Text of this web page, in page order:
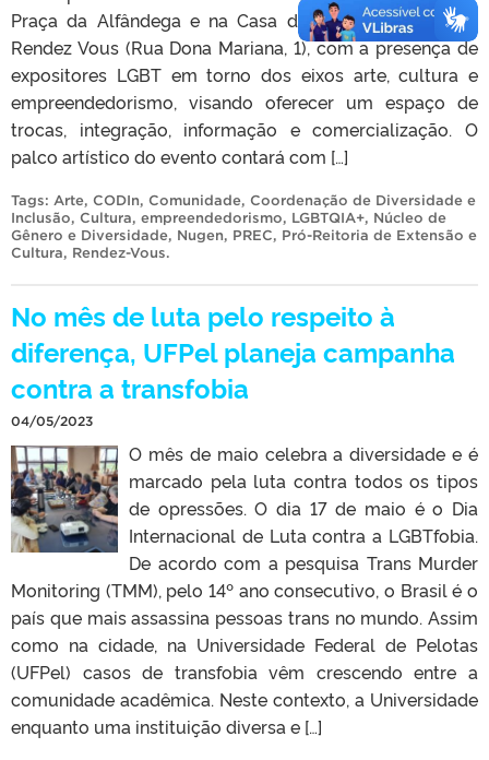
Praça da Alfândega e na Casa de Vivências Culturais
Rendez Vous (Rua Dona Mariana, 1), com a presença de
expositores LGBT em torno dos eixos arte, cultura e
empreendedorismo, visando oferecer um espaço de
trocas, integração, informação e comercialização. O
palco artístico do evento contará com […]
Tags: Arte, CODIn, Comunidade, Coordenação de Diversidade e
Inclusão, Cultura, empreendedorismo, LGBTQIA+, Núcleo de
Gênero e Diversidade, Nugen, PREC, Pró-Reitoria de Extensão e
Cultura, Rendez-Vous.
No mês de luta pelo respeito à
diferença, UFPel planeja campanha
contra a transfobia
04/05/2023
O mês de maio celebra a diversidade e é
marcado pela luta contra todos os tipos
de opressões. O dia 17 de maio é o Dia
Internacional de Luta contra a LGBTfobia.
De acordo com a pesquisa Trans Murder
Monitoring (TMM), pelo 14º ano consecutivo, o Brasil é o
país que mais assassina pessoas trans no mundo. Assim
como na cidade, na Universidade Federal de Pelotas
(UFPel) casos de transfobia vêm crescendo entre a
comunidade acadêmica. Neste contexto, a Universidade
enquanto uma instituição diversa e […]